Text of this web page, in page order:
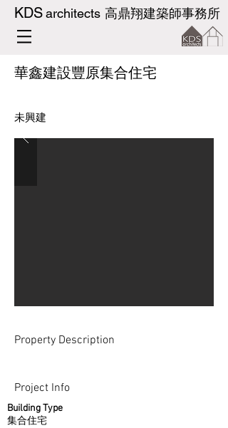
KDSarchitects 高鼎翔建築師事務所
華鑫建設豐原集合住宅
未興建
Property Description
Project Info
Building Type
集合住宅